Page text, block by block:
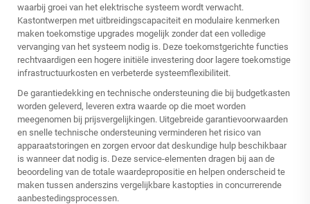
waarbij groei van het elektrische systeem wordt verwacht.
Kastontwerpen met uitbreidingscapaciteit en modulaire kenmerken
maken toekomstige upgrades mogelijk zonder dat een volledige
vervanging van het systeem nodig is. Deze toekomstgerichte functies
rechtvaardigen een hogere initiële investering door lagere toekomstige
infrastructuurkosten en verbeterde systeemflexibiliteit.
De garantiedekking en technische ondersteuning die bij budgetkasten
worden geleverd, leveren extra waarde op die moet worden
meegenomen bij prijsvergelijkingen. Uitgebreide garantievoorwaarden
en snelle technische ondersteuning verminderen het risico van
apparaatstoringen en zorgen ervoor dat deskundige hulp beschikbaar
is wanneer dat nodig is. Deze service-elementen dragen bij aan de
beoordeling van de totale waardepropositie en helpen onderscheid te
maken tussen anderszins vergelijkbare kastopties in concurrerende
aanbestedingsprocessen.